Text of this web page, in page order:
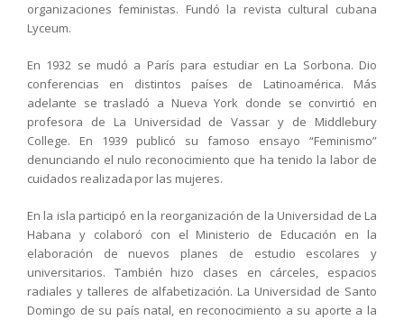
organizaciones feministas. Fundó la revista cultural cubana
Lyceum.
En 1932 se mudó a París para estudiar en La Sorbona. Dio
conferencias en distintos países de Latinoamérica. Más
adelante se trasladó a Nueva York donde se convirtió en
profesora de La Universidad de Vassar y de Middlebury
College. En 1939 publicó su famoso ensayo “Feminismo”
denunciando el nulo reconocimiento que ha tenido la labor de
cuidados realizada por las mujeres.
En la isla participó en la reorganización de la Universidad de La
Habana y colaboró con el Ministerio de Educación en la
elaboración de nuevos planes de estudio escolares y
universitarios. También hizo clases en cárceles, espacios
radiales y talleres de alfabetización. La Universidad de Santo
Domingo de su país natal, en reconocimiento a su aporte a la